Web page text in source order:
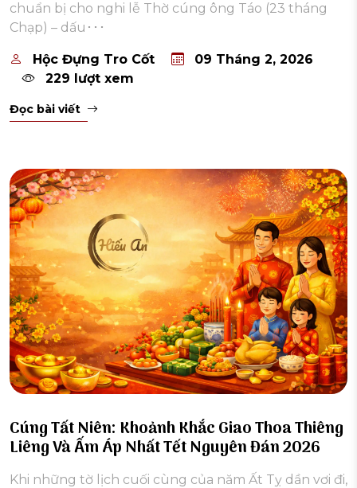
chuẩn bị cho nghi lễ Thờ cúng ông Táo (23 tháng
Chạp) – dấu･･･
Hộc Đựng Tro Cốt
09 Tháng 2, 2026
229 lượt xem
Đọc bài viết
Cúng Tất Niên: Khoảnh Khắc Giao Thoa Thiêng
Liêng Và Ấm Áp Nhất Tết Nguyên Đán 2026
Khi những tờ lịch cuối cùng của năm Ất Tỵ dần vơi đi,